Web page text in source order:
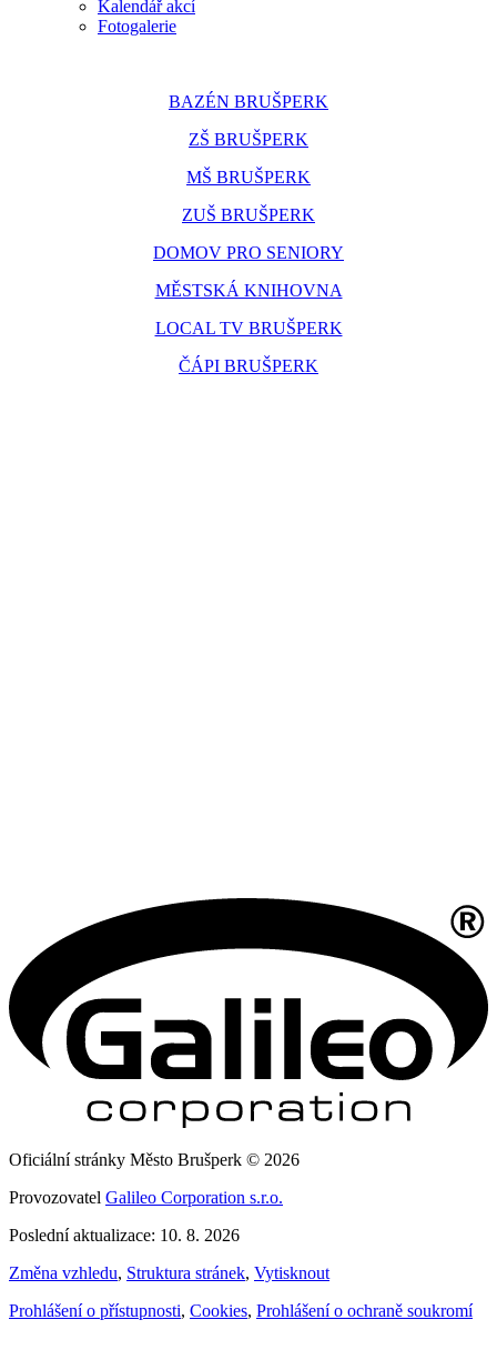
Kalendář akcí
Fotogalerie
BAZÉN BRUŠPERK
ZŠ BRUŠPERK
MŠ BRUŠPERK
ZUŠ BRUŠPERK
DOMOV PRO SENIORY
MĚSTSKÁ KNIHOVNA
LOCAL TV BRUŠPERK
ČÁPI BRUŠPERK
Oficiální stránky Město Brušperk © 2026
Provozovatel Galileo Corporation s.r.o.
Poslední aktualizace: 10. 8. 2026
Změna vzhledu, Struktura stránek, Vytisknout
Prohlášení o přístupnosti, Cookies, Prohlášení o ochraně soukromí